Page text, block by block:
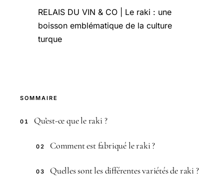
RELAIS DU VIN & CO | Le raki : une
boisson emblématique de la culture
turque
SOMMAIRE
01 Qu’est-ce que le raki ?
02 Comment est fabriqué le raki ?
03 Quelles sont les différentes variétés de raki ?